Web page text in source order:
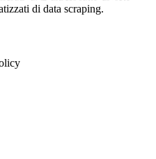
di data scraping.